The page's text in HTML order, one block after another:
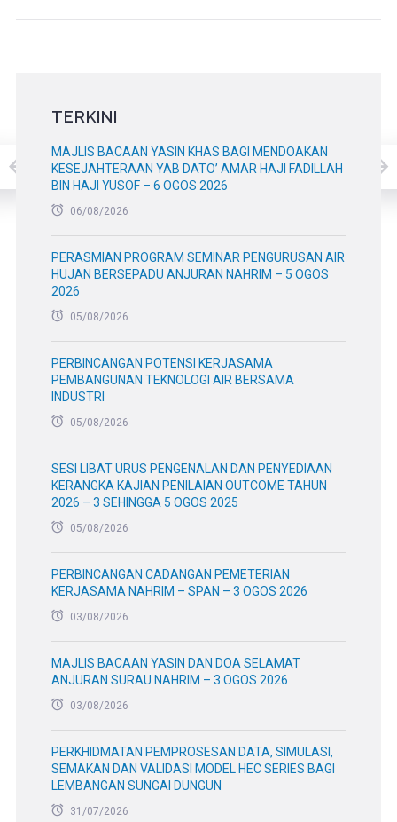
TERKINI
MAJLIS BACAAN YASIN KHAS BAGI MENDOAKAN
KESEJAHTERAAN YAB DATO’ AMAR HAJI FADILLAH
BIN HAJI YUSOF – 6 OGOS 2026
06/08/2026
PERASMIAN PROGRAM SEMINAR PENGURUSAN AIR
HUJAN BERSEPADU ANJURAN NAHRIM – 5 OGOS
2026
05/08/2026
PERBINCANGAN POTENSI KERJASAMA
PEMBANGUNAN TEKNOLOGI AIR BERSAMA
INDUSTRI
05/08/2026
SESI LIBAT URUS PENGENALAN DAN PENYEDIAAN
KERANGKA KAJIAN PENILAIAN OUTCOME TAHUN
2026 – 3 SEHINGGA 5 OGOS 2025
05/08/2026
PERBINCANGAN CADANGAN PEMETERIAN
KERJASAMA NAHRIM – SPAN – 3 OGOS 2026
03/08/2026
MAJLIS BACAAN YASIN DAN DOA SELAMAT
ANJURAN SURAU NAHRIM – 3 OGOS 2026
03/08/2026
PERKHIDMATAN PEMPROSESAN DATA, SIMULASI,
SEMAKAN DAN VALIDASI MODEL HEC SERIES BAGI
LEMBANGAN SUNGAI DUNGUN
31/07/2026